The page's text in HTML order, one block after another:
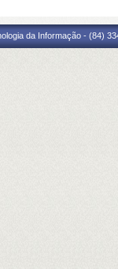
da Informação - (84)